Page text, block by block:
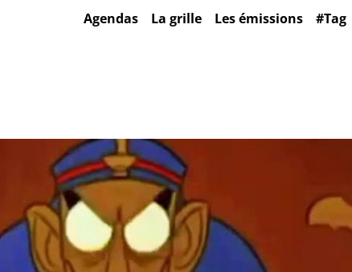
Agendas La grille Les émissions #Tag